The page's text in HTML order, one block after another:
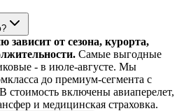
зависит от сезона, курорта,
Самые выгодные
- в июле-августе. Мы
до премиум-сегмента с
стоимость включены авиаперелет,
и медицинская страховка.